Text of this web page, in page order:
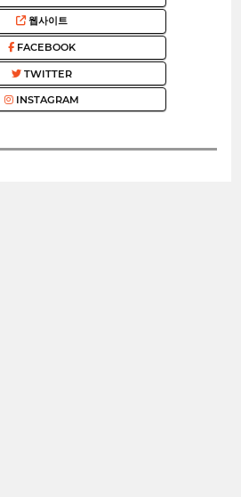
웹사이트
FACEBOOK
TWITTER
INSTAGRAM